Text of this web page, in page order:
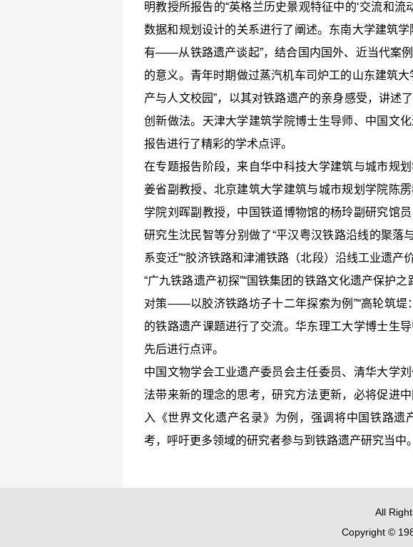
明教授所报告的“英格兰历史景观特征中的‘交流和
数据和规划设计的关系进行了阐述。东南大学建筑
有——从铁路遗产谈起”，结合国内国外、近当代案
的意义。青年时期做过蒸汽机车司炉工的山东建筑
产与人文校园”，以其对铁路遗产的亲身感受，讲述
创新做法。天津大学建筑学院博士生导师、中国文
报告进行了精彩的学术点评。
在专题报告阶段，来自华中科技大学建筑与城市规
姜省副教授、北京建筑大学建筑与城市规划学院陈
学院刘晖副教授，中国铁道博物馆的杨玲副研究馆
研究生沈民智等分别做了“平汉粤汉铁路沿线的聚落
系变迁”“胶济铁路和津浦铁路（北段）沿线工业遗产
“广九铁路遗产初探”“国铁集团的铁路文化遗产保护
对策——以胶济铁路坊子十二年探索为例”“高轮筑堤
的铁路遗产课题进行了交流。华东理工大学博士生
先后进行点评。
中国文物学会工业遗产委员会主任委员、清华大学
法带来新的理念的思考，研究方法更新，必将促进
入《世界文化遗产名录》为例，强调将中国铁路
考，呼吁更多领域的研究者参与到铁路遗产研究当中。
All
Copyright ©